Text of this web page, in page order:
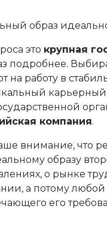
образ
это крупная
подробнее.
на работу в
карьерный
компания.
внимание, что
образу
о рынке
а потому любой
его